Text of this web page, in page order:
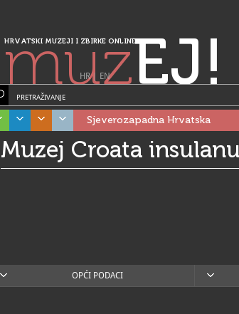
HRVATSKI MUZEJI I ZBIRKE ONLINE
muzEJ!
HR| EN
PRETRAŽIVANJE
Sjeverozapadna Hrvatska
Muzej Croata
OPĆI PODACI